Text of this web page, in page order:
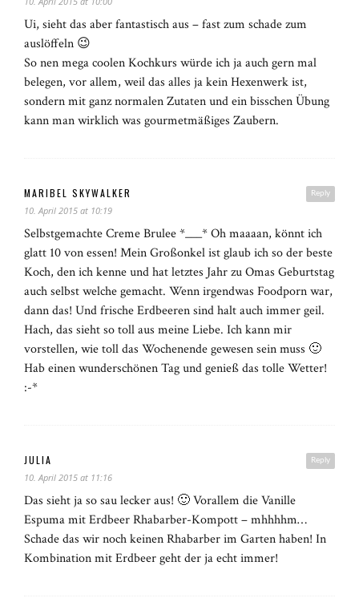
Ui, sieht das aber fantastisch aus – fast zum schade zum
auslöffeln 😉
So nen mega coolen Kochkurs würde ich ja auch gern mal
belegen, vor allem, weil das alles ja kein Hexenwerk ist,
sondern mit ganz normalen Zutaten und ein bisschen Übung
kann man wirklich was gourmetmäßiges Zaubern.
Reply
MARIBEL SKYWALKER
10. April 2015 at 10:19
Selbstgemachte Creme Brulee *___* Oh maaaan, könnt ich
glatt 10 von essen! Mein Großonkel ist glaub ich so der beste
Koch, den ich kenne und hat letztes Jahr zu Omas Geburtstag
auch selbst welche gemacht. Wenn irgendwas Foodporn war,
dann das! Und frische Erdbeeren sind halt auch immer geil.
Hach, das sieht so toll aus meine Liebe. Ich kann mir
vorstellen, wie toll das Wochenende gewesen sein muss 🙂
Hab einen wunderschönen Tag und genieß das tolle Wetter!
:-*
Reply
JULIA
10. April 2015 at 11:16
Das sieht ja so sau lecker aus! 🙂 Vorallem die Vanille
Espuma mit Erdbeer Rhabarber-Kompott – mhhhhm…
Schade das wir noch keinen Rhabarber im Garten haben! In
Kombination mit Erdbeer geht der ja echt immer!